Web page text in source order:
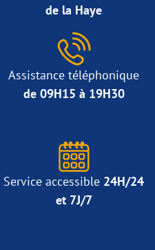
de la Haye
Assistance téléphonique
de 09H15 à 19H30
Service accessible 24H/24
et 7J/7